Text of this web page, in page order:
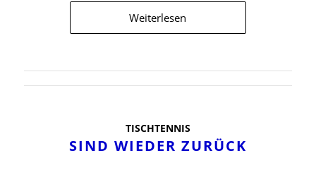
Weiterlesen
TISCHTENNIS
SIND WIEDER ZURÜCK